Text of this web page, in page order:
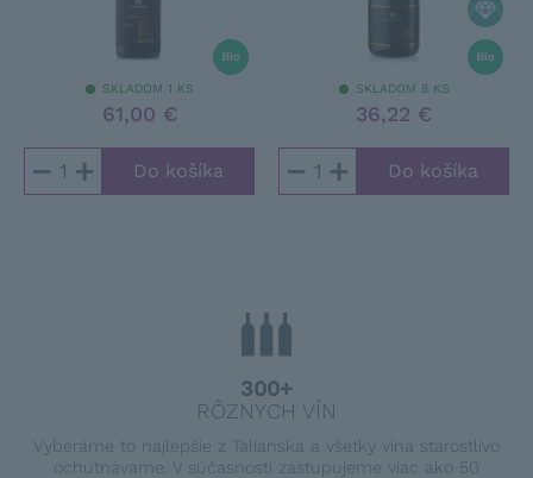
SKLADOM 1 KS
61,00 €
− +
SKLADOM 8 KS
36,22 €
− +
300+
RÔZNYCH VÍN
Vyberáme to najlepšie z Talianska a všetky vína starostlivo
ochutnávame. V súčasnosti zastupujeme viac ako 50